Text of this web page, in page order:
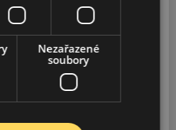
Nezařazené
soubory